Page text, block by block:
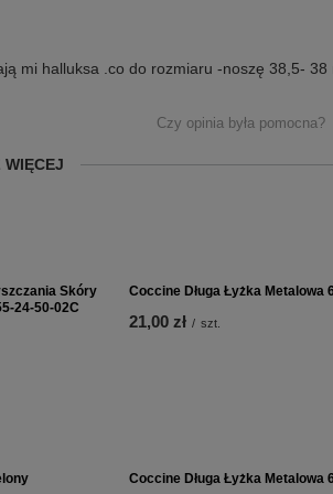
mi halluksa .co do rozmiaru -noszę 38,5- 38
Czy opinia była pomocna?